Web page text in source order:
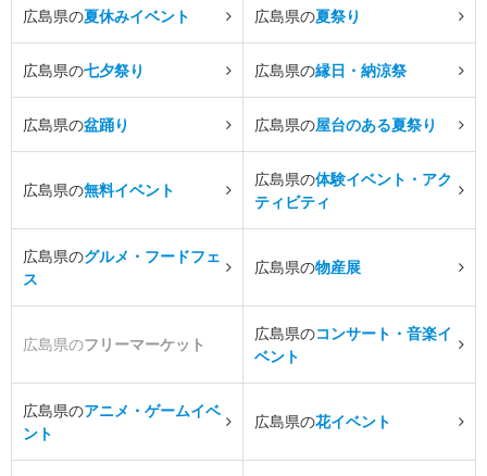
広島県の夏休みイベント 広島県の夏祭り
広島県の七夕祭り 広島県の縁日・納涼祭
広島県の盆踊り 広島県の屋台のある夏祭り
広島県の無料イベント
広島県の体験イベント・アク
ティビティ
広島県のグルメ・フードフェ
ス
広島県の物産展
広島県のフリーマーケット
広島県のコンサート・音楽イ
ベント
広島県のアニメ・ゲームイベ
ント
広島県の花イベント